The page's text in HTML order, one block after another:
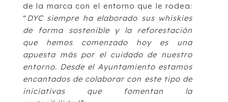
de la marca con el entorno que le rodea:
“DYC siempre ha elaborado sus whiskies
de forma sostenible y la reforestación
que hemos comenzado hoy es una
apuesta más por el cuidado de nuestro
entorno. Desde el Ayuntamiento estamos
encantados de colaborar con este tipo de
iniciativas que fomentan la